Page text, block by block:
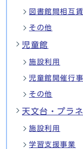
図書館間相互
その他
児童館
施設利用
児童館開催行事
その他
天文台・プラ
施設利用
学習支援事業